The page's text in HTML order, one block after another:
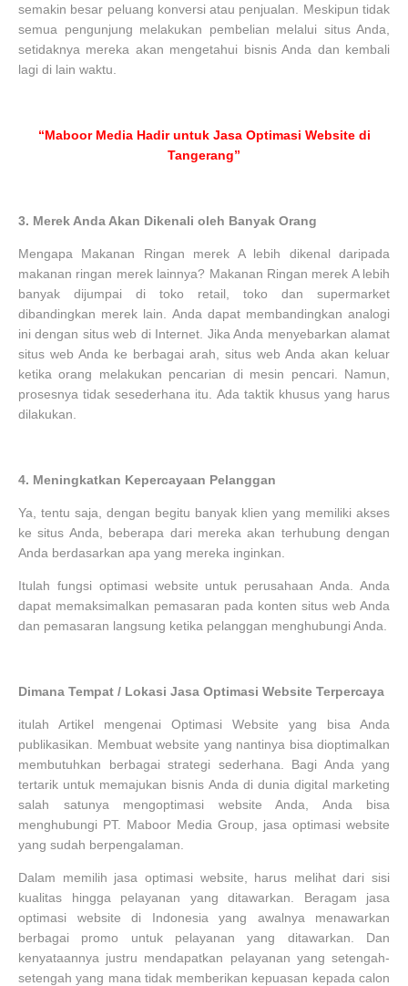
semakin besar peluang konversi atau penjualan. Meskipun tidak
semua pengunjung melakukan pembelian melalui situs Anda,
setidaknya mereka akan mengetahui bisnis Anda dan kembali
lagi di lain waktu.
“Maboor Media Hadir untuk Jasa Optimasi Website di
Tangerang”
3. Merek Anda Akan Dikenali oleh Banyak Orang
Mengapa Makanan Ringan merek A lebih dikenal daripada
makanan ringan merek lainnya? Makanan Ringan merek A lebih
banyak dijumpai di toko retail, toko dan supermarket
dibandingkan merek lain. Anda dapat membandingkan analogi
ini dengan situs web di Internet. Jika Anda menyebarkan alamat
situs web Anda ke berbagai arah, situs web Anda akan keluar
ketika orang melakukan pencarian di mesin pencari. Namun,
prosesnya tidak sesederhana itu. Ada taktik khusus yang harus
dilakukan.
4. Meningkatkan Kepercayaan Pelanggan
Ya, tentu saja, dengan begitu banyak klien yang memiliki akses
ke situs Anda, beberapa dari mereka akan terhubung dengan
Anda berdasarkan apa yang mereka inginkan.
Itulah fungsi optimasi website untuk perusahaan Anda. Anda
dapat memaksimalkan pemasaran pada konten situs web Anda
dan pemasaran langsung ketika pelanggan menghubungi Anda.
Dimana Tempat / Lokasi Jasa Optimasi Website Terpercaya
itulah Artikel mengenai Optimasi Website yang bisa Anda
publikasikan. Membuat website yang nantinya bisa dioptimalkan
membutuhkan berbagai strategi sederhana. Bagi Anda yang
tertarik untuk memajukan bisnis Anda di dunia digital marketing
salah satunya mengoptimasi website Anda, Anda bisa
menghubungi PT. Maboor Media Group, jasa optimasi website
yang sudah berpengalaman.
Dalam memilih jasa optimasi website, harus melihat dari sisi
kualitas hingga pelayanan yang ditawarkan. Beragam jasa
optimasi website di Indonesia yang awalnya menawarkan
berbagai promo untuk pelayanan yang ditawarkan. Dan
kenyataannya justru mendapatkan pelayanan yang setengah-
setengah yang mana tidak memberikan kepuasan kepada calon